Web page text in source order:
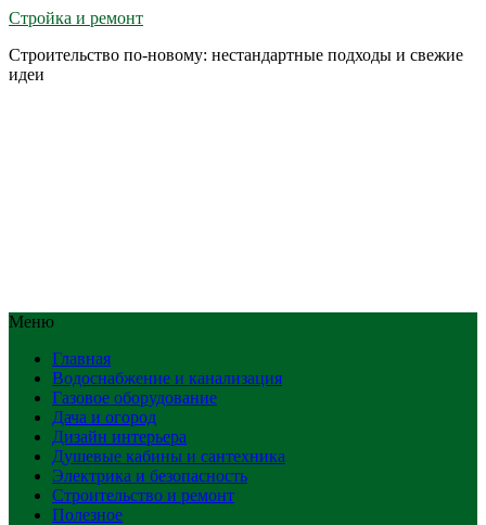
Стройка и ремонт
Строительство по-новому: нестандартные подходы и свежие
идеи
Меню
Главная
Водоснабжение и канализация
Газовое оборудование
Дача и огород
Дизайн интерьера
Душевые кабины и сантехника
Электрика и безопасность
Строительство и ремонт
Полезное